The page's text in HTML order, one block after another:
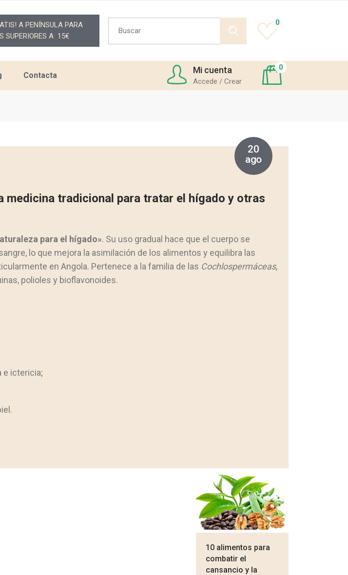
A PENÍNSULA PARA
SUPERIORES A 15€
Search
for:
0
Contacta
Mi cuenta
Accede / Crear
0
20
ago
tradicional para tratar el hígado y otras
para el hígado». Su uso gradual hace que el cuerpo se
lo que mejora la asimilación de los alimentos y equilibra las
en Angola. Pertenece a la familia de las Cochlospermáceas,
polioles y bioflavonoides.
e ictericia;
10 alimentos para
combatir el
cansancio y la